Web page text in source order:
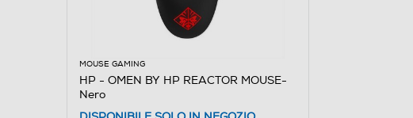
MOUSE GAMING
HP - OMEN BY HP REACTOR MOUSE-
Nero